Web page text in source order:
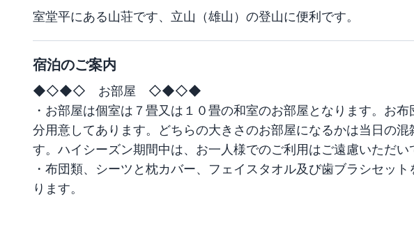
室堂平にある山荘です、立山（雄山）の登山に便利です。
宿泊のご案内
◆◇◆◇　お部屋　◇◆◇◆
・お部屋は個室は７畳又は１０畳の和室のお部屋となります。お布
分用意してあります。どちらの大きさのお部屋になるかは当日の混
す。ハイシーズン期間中は、お一人様でのご利用はご遠慮いただい
・布団類、シーツと枕カバー、フェイスタオル及び歯ブラシセット
ります。